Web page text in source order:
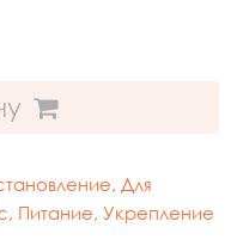
, Для
, Питание, Укрепление